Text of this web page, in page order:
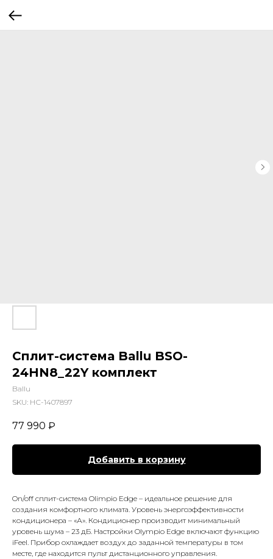
Сплит-система Ballu BSO-
24HN8_22Y комплект
Ballu
SKU: НС-1407897
77 990 ₽
Добавить в корзину
On/off сплит-система Olimpio Edge – идеальное решение для
создания комфортного климата. Уровень энергоэффективности
кондиционера – «А». Кондиционер производит минимальный
уровень шума – 23 дБ. Настройки Olympio Edge включают функцию
iFeel. Прибор охлаждает воздух до заданной температуры в том
месте, где находится пульт дистанционного управления.